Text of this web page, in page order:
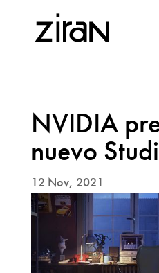
NVIDIA
nuevo
12 Nov, 2021